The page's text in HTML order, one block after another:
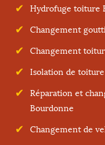
Hydrofuge toiture
Changement
Changement
Isolation de
Réparation et
Bourdonne
Changement de